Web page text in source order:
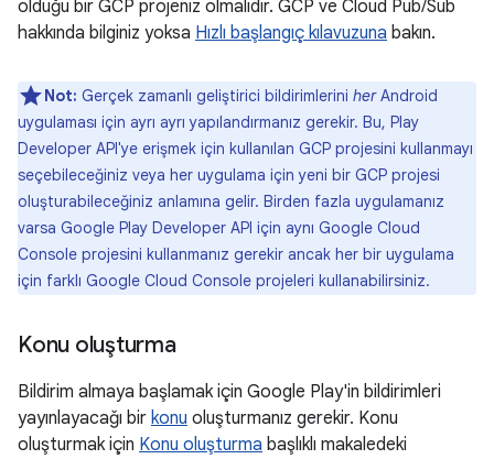
olduğu bir GCP projeniz olmalıdır. GCP ve Cloud Pub/Sub
hakkında bilginiz yoksa Hızlı başlangıç kılavuzuna bakın.
Not: Gerçek zamanlı geliştirici bildirimlerini herAndroid
uygulaması için ayrı ayrı yapılandırmanız gerekir. Bu, Play
Developer API'ye erişmek için kullanılan GCP projesini kullanmayı
seçebileceğiniz veya her uygulama için yeni bir GCP projesi
oluşturabileceğiniz anlamına gelir. Birden fazla uygulamanız
varsa Google Play Developer API için aynı Google Cloud
Console projesini kullanmanız gerekir ancak her bir uygulama
için farklı Google Cloud Console projeleri kullanabilirsiniz.
Konu oluşturma
Bildirim almaya başlamak için Google Play'in bildirimleri
yayınlayacağı bir konu oluşturmanız gerekir. Konu
oluşturmak için Konu oluşturma başlıklı makaledeki